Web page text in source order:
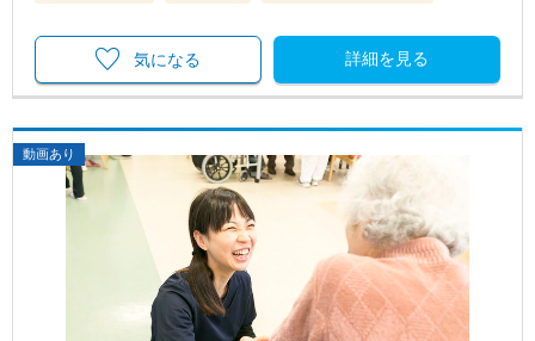
詳細を見る
気になる
動画あり